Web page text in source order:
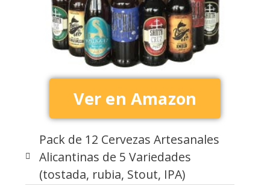
Ver en Amazon
Pack de 12 Cervezas Artesanales
Alicantinas de 5 Variedades
(tostada, rubia, Stout, IPA)